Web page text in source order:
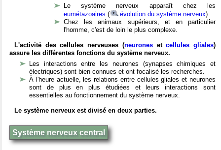
Le système nerveux apparaît chez les
eumétazoaires ( évolution du système nerveux).
Chez les animaux supérieurs, et en particulier
l'homme, c'est de loin le plus complexe.
L'activité des cellules nerveuses (neuronesetcellules gliales)
assure les différentes fonctions du système nerveux.
Les interactions entre les neurones (synapses chimiques et
électriques) sont bien connues et ont focalisé les recherches.
À l'heure actuelle, les relations entre cellules gliales et neurones
sont de plus en plus étudiées et leurs interactions sont
essentielles au fonctionnement du système nerveux.
Le système nerveux est divisé en deux parties.
Système nerveux central